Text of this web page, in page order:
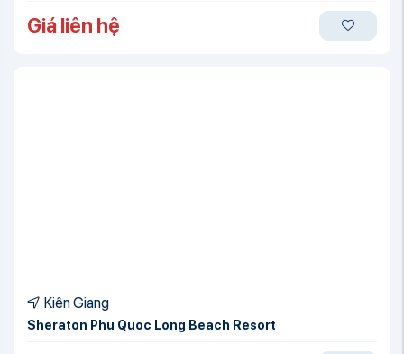
Giá liên hệ
Kiên Giang
Sheraton Phu Quoc Long Beach Resort